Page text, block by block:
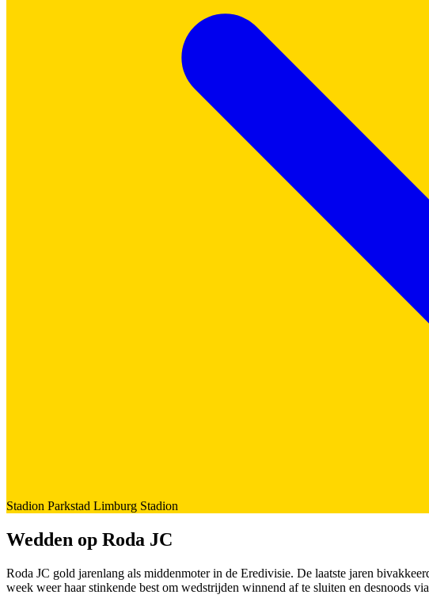
Stadion Parkstad Limburg Stadion
Wedden op Roda JC
Roda JC gold jarenlang als middenmoter in de Eredivisie. De laatste jaren
week weer haar stinkende best om wedstrijden winnend af te sluiten en desnoods